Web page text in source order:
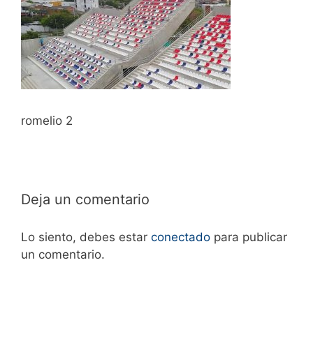
romelio 2
Deja un comentario
Lo siento, debes estar conectado para publicar
un comentario.